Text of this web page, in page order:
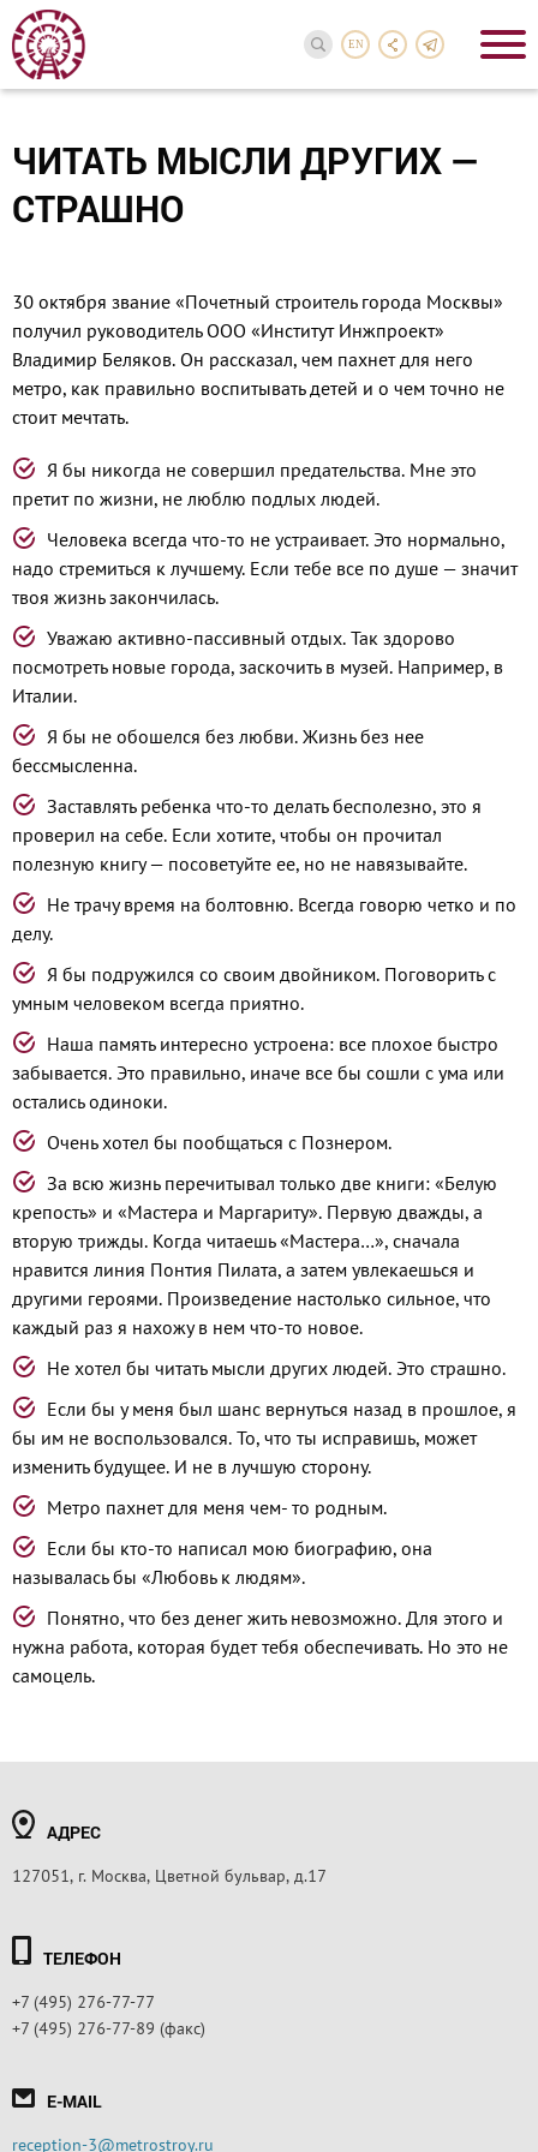
EN
ЧИТАТЬ МЫСЛИ ДРУГИХ —
СТРАШНО
30 октября звание «Почетный строитель города Москвы»
получил руководитель ООО «Институт Инжпроект»
Владимир Беляков. Он рассказал, чем пахнет для него
метро, как правильно воспитывать детей и о чем точно не
стоит мечтать.
Я бы никогда не совершил предательства. Мне это
претит по жизни, не люблю подлых людей.
Человека всегда что-то не устраивает. Это нормально,
надо стремиться к лучшему. Если тебе все по душе — значит
твоя жизнь закончилась.
Уважаю активно-пассивный отдых. Так здорово
посмотреть новые города, заскочить в музей. Например, в
Италии.
Я бы не обошелся без любви. Жизнь без нее
бессмысленна.
Заставлять ребенка что-то делать бесполезно, это я
проверил на себе. Если хотите, чтобы он прочитал
полезную книгу — посоветуйте ее, но не навязывайте.
Не трачу время на болтовню. Всегда говорю четко и по
делу.
Я бы подружился со своим двойником. Поговорить с
умным человеком всегда приятно.
Наша память интересно устроена: все плохое быстро
забывается. Это правильно, иначе все бы сошли с ума или
остались одиноки.
Очень хотел бы пообщаться с Познером.
За всю жизнь перечитывал только две книги: «Белую
крепость» и «Мастера и Маргариту». Первую дважды, а
вторую трижды. Когда читаешь «Мастера…», сначала
нравится линия Понтия Пилата, а затем увлекаешься и
другими героями. Произведение настолько сильное, что
каждый раз я нахожу в нем что-то новое.
Не хотел бы читать мысли других людей. Это страшно.
Если бы у меня был шанс вернуться назад в прошлое, я
бы им не воспользовался. То, что ты исправишь, может
изменить будущее. И не в лучшую сторону.
Метро пахнет для меня чем- то родным.
Если бы кто-то написал мою биографию, она
называлась бы «Любовь к людям».
Понятно, что без денег жить невозможно. Для этого и
нужна работа, которая будет тебя обеспечивать. Но это не
самоцель.
АДРЕС
127051, г. Москва, Цветной бульвар, д.17
ТЕЛЕФОН
+7 (495) 276-77-77
+7 (495) 276-77-89 (факс)
E-MAIL
reception-3@metrostroy.ru